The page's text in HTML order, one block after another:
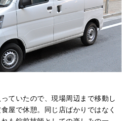
ていたので、現場周辺まで移動し
屋で休憩。同じ店ばかりではなく